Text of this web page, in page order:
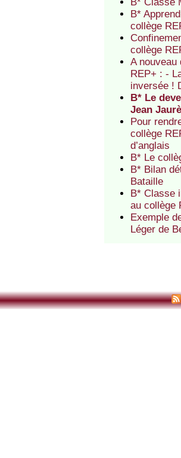
B*
collège
collège
A nouveau
REP+ : -
inversée !
B* Le
Jean
Pour
collège
d’anglais
B* Le
B* Bilan
Bataille
B* Classe
au collège
Exemple
Léger de